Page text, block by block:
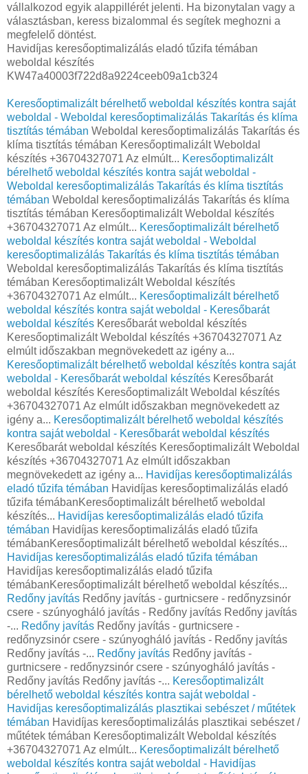
vállalkozod egyik alappillérét jelenti. Ha bizonytalan vagy a
választásban, keress bizalommal és segítek meghozni a
megfelelő döntést.
Havidíjas keresőoptimalizálás eladó tűzifa témában
weboldal készítés
KW47a40003f722d8a9224ceeb09a1cb324
Keresőoptimalizált bérelhető weboldal készítés kontra saját
weboldal - Weboldal keresőoptimalizálás Takarítás és klíma
tisztítás témában Weboldal keresőoptimalizálás Takarítás és
klíma tisztítás témában Keresőoptimalizált Weboldal
készítés +36704327071 Az elmúlt... Keresőoptimalizált
bérelhető weboldal készítés kontra saját weboldal -
Weboldal keresőoptimalizálás Takarítás és klíma tisztítás
témában Weboldal keresőoptimalizálás Takarítás és klíma
tisztítás témában Keresőoptimalizált Weboldal készítés
+36704327071 Az elmúlt... Keresőoptimalizált bérelhető
weboldal készítés kontra saját weboldal - Weboldal
keresőoptimalizálás Takarítás és klíma tisztítás témában
Weboldal keresőoptimalizálás Takarítás és klíma tisztítás
témában Keresőoptimalizált Weboldal készítés
+36704327071 Az elmúlt... Keresőoptimalizált bérelhető
weboldal készítés kontra saját weboldal - Keresőbarát
weboldal készítés Keresőbarát weboldal készítés
Keresőoptimalizált Weboldal készítés +36704327071 Az
elmúlt időszakban megnövekedett az igény a...
Keresőoptimalizált bérelhető weboldal készítés kontra saját
weboldal - Keresőbarát weboldal készítés Keresőbarát
weboldal készítés Keresőoptimalizált Weboldal készítés
+36704327071 Az elmúlt időszakban megnövekedett az
igény a... Keresőoptimalizált bérelhető weboldal készítés
kontra saját weboldal - Keresőbarát weboldal készítés
Keresőbarát weboldal készítés Keresőoptimalizált Weboldal
készítés +36704327071 Az elmúlt időszakban
megnövekedett az igény a... Havidíjas keresőoptimalizálás
eladó tűzifa témában Havidíjas keresőoptimalizálás eladó
tűzifa témábanKeresőoptimalizált bérelhető weboldal
készítés... Havidíjas keresőoptimalizálás eladó tűzifa
témában Havidíjas keresőoptimalizálás eladó tűzifa
témábanKeresőoptimalizált bérelhető weboldal készítés...
Havidíjas keresőoptimalizálás eladó tűzifa témában
Havidíjas keresőoptimalizálás eladó tűzifa
témábanKeresőoptimalizált bérelhető weboldal készítés...
Redőny javítás Redőny javítás - gurtnicsere - redőnyzsinór
csere - szúnyogháló javítás - Redőny javítás Redőny javítás
-... Redőny javítás Redőny javítás - gurtnicsere -
redőnyzsinór csere - szúnyogháló javítás - Redőny javítás
Redőny javítás -... Redőny javítás Redőny javítás -
gurtnicsere - redőnyzsinór csere - szúnyogháló javítás -
Redőny javítás Redőny javítás -... Keresőoptimalizált
bérelhető weboldal készítés kontra saját weboldal -
Havidíjas keresőoptimalizálás plasztikai sebészet / műtétek
témában Havidíjas keresőoptimalizálás plasztikai sebészet /
műtétek témában Keresőoptimalizált Weboldal készítés
+36704327071 Az elmúlt... Keresőoptimalizált bérelhető
weboldal készítés kontra saját weboldal - Havidíjas